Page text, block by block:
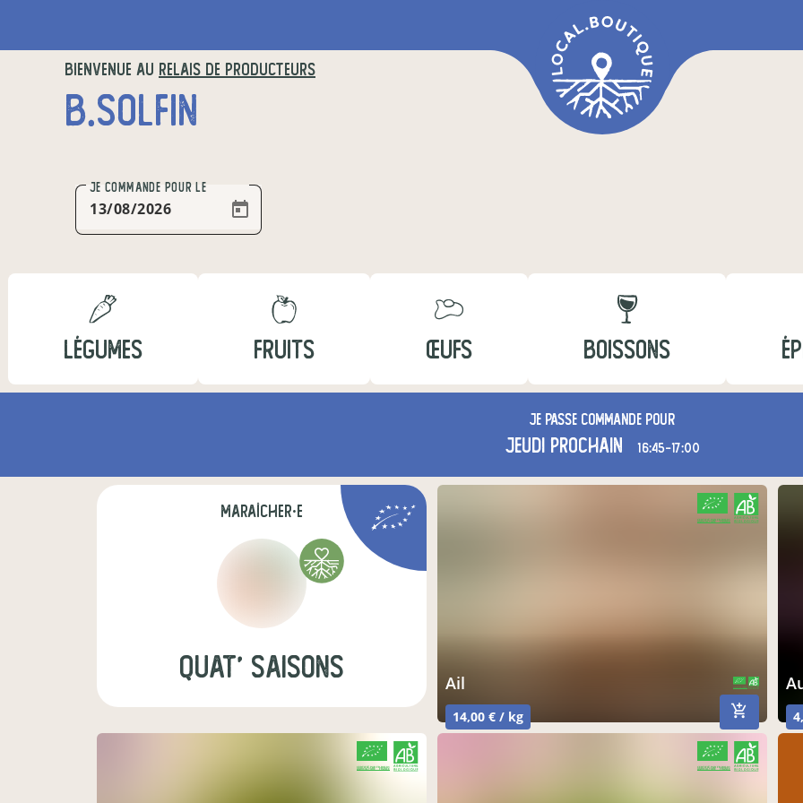
BIENVENUE AU RELAIS DE PRODUCTEURS
B.SOLFIN
JE COMMANDE POUR LE
LÉGUMES FRUITS ŒUFS BOISSONS
Je passe commande pour
jeudi prochain 16:45-17:00
maraîcher·e
Quat' Saisons ail
14,00 € / kg
CERTIFIÉ PAR FR-BIO-01
AGRICULTURE FRANCE
CERTIFIÉ PAR FR-BIO-01
AGRICULTURE FRANCE CERTIFIÉ PAR FR-BIO-01
AGRICULTURE FRANCE